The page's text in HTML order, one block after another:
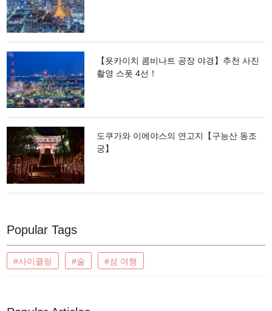
【욧카이치 콤비나트 공장 야경】추천 사진
촬영 스폿 4선！
도쿠가와 이에야스의 연고지【구능산 동조
궁】
Popular Tags
#사이클링 #술 #섬 여행